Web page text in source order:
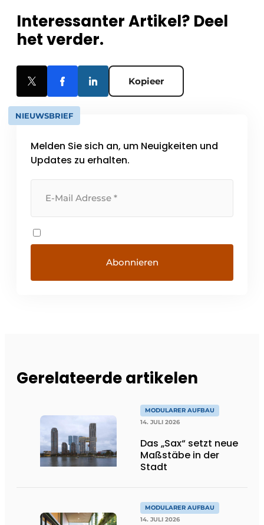
Interessanter Artikel? Deel
het verder.
Kopieer
NIEUWSBRIEF
Melden Sie sich an, um Neuigkeiten und
Updates zu erhalten.
Gerelateerde artikelen
MODULARER AUFBAU
14. JULI 2026
Das „Sax“ setzt neue
Maßstäbe in der
Stadt
MODULARER AUFBAU
14. JULI 2026